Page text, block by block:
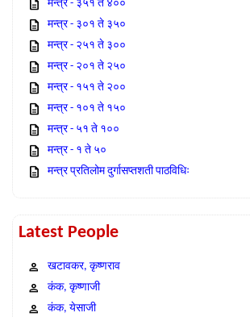
मन्त्र - ३५१ ते ४००
मन्त्र - ३०१ ते ३५०
मन्त्र - २५१ ते ३००
मन्त्र - २०१ ते २५०
मन्त्र - १५१ ते २००
मन्त्र - १०१ ते १५०
मन्त्र - ५१ ते १००
मन्त्र - १ ते ५०
मन्त्र प्रतिलोम दुर्गासप्तशती पाठविधिः
Latest People
खटावकर, कृष्णराव
कंक, कृष्णाजी
कंक, येसाजी